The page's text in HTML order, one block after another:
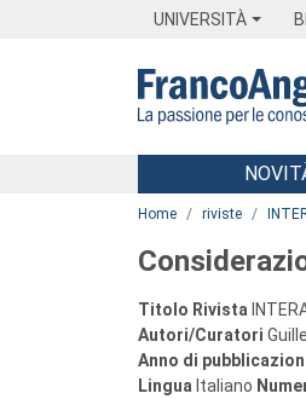
UNIVERSITÀ
Menu
Home riviste
Titolo Rivista
Autori/Curatori
Anno di
Lingua Italiano